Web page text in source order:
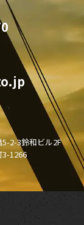
2-3鈴和ビル2F
3-1266